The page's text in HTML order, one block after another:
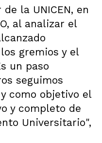
la UNICEN, en
al analizar el
gremios y el
un paso
seguimos
como objetivo el
y completo de
Universitario",